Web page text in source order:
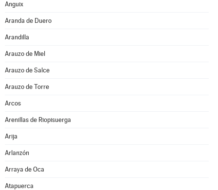
Anguix
Aranda de Duero
Arandilla
Arauzo de Miel
Arauzo de Salce
Arauzo de Torre
Arcos
Arenillas de Riopisuerga
Arija
Arlanzón
Arraya de Oca
Atapuerca